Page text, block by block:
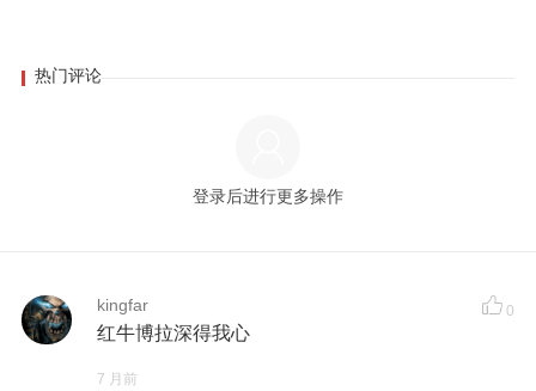
热门评论
登录后进行更多操作
kingfar 0
红牛博拉深得我心
7 月前